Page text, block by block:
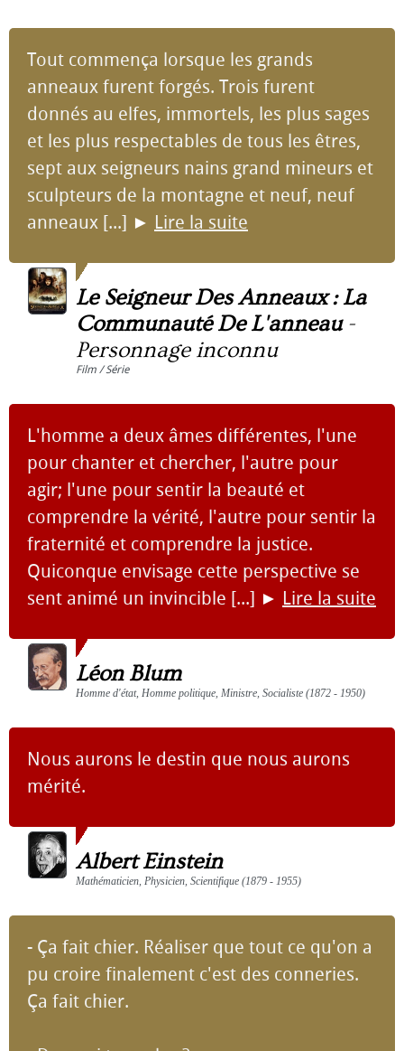
Tout commença lorsque les grands
anneaux furent forgés. Trois furent
donnés au elfes, immortels, les plus sages
et les plus respectables de tous les êtres,
sept aux seigneurs nains grand mineurs et
sculpteurs de la montagne et neuf, neuf
anneaux [...] ► Lire la suite
Le Seigneur Des Anneaux : La
Communauté De L'anneau-
Personnage inconnu
Film / Série
L'homme a deux âmes différentes, l'une
pour chanter et chercher, l'autre pour
agir; l'une pour sentir la beauté et
comprendre la vérité, l'autre pour sentir la
fraternité et comprendre la justice.
Quiconque envisage cette perspective se
sent animé un invincible [...] ► Lire la suite
Léon Blum
Homme d'état, Homme politique, Ministre, Socialiste (1872 - 1950)
Nous aurons le destin que nous aurons
mérité.
Albert Einstein
Mathématicien, Physicien, Scientifique (1879 - 1955)
- Ça fait chier. Réaliser que tout ce qu'on a
pu croire finalement c'est des conneries.
Ça fait chier.